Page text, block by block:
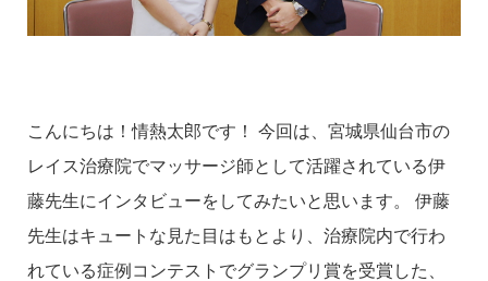
こんにちは！情熱太郎です！ 今回は、宮城県仙台市の
レイス治療院でマッサージ師として活躍されている伊
藤先生にインタビューをしてみたいと思います。 伊藤
先生はキュートな見た目はもとより、治療院内で行わ
れている症例コンテストでグランプリ賞を受賞した、